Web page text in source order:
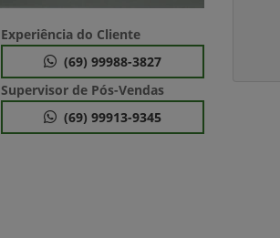
Experiência do Cliente
(69) 99988-3827
Supervisor de Pós-Vendas
(69) 99913-9345